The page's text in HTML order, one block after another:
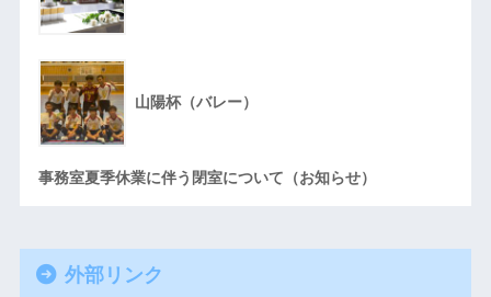
山陽杯（バレー）
事務室夏季休業に伴う閉室について（お知らせ）
外部リンク